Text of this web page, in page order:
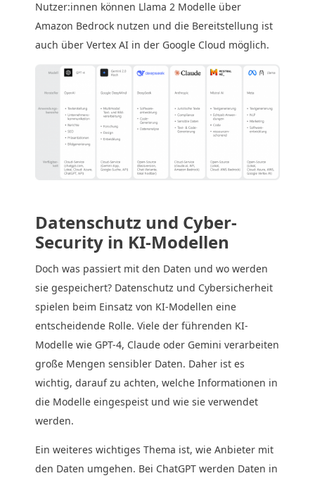
Nutzer:innen können Llama 2 Modelle über
Amazon Bedrock nutzen und die Bereitstellung ist
auch über Vertex AI in der Google Cloud möglich.
Datenschutz und Cyber-
Security in KI-Modellen
Doch was passiert mit den Daten und wo werden
sie gespeichert? Datenschutz und Cybersicherheit
spielen beim Einsatz von KI-Modellen eine
entscheidende Rolle. Viele der führenden KI-
Modelle wie GPT-4, Claude oder Gemini verarbeiten
große Mengen sensibler Daten. Daher ist es
wichtig, darauf zu achten, welche Informationen in
die Modelle eingespeist und wie sie verwendet
werden.
Ein weiteres wichtiges Thema ist, wie Anbieter mit
den Daten umgehen. Bei ChatGPT werden Daten in